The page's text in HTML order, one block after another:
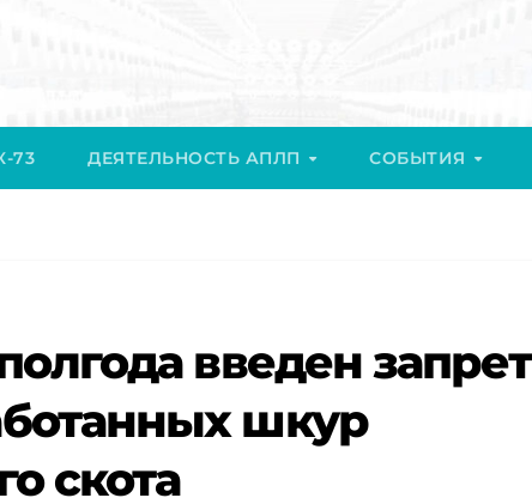
73 ДЕЯТЕЛЬНОСТЬ АПЛП СОБЫТИЯ
введен запрет
шкур
скота